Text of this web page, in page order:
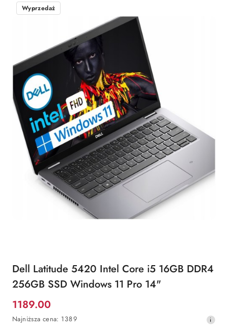
Wyprzedaż
Dell Latitude 5420 Intel Core i5 16GB DDR4
256GB SSD Windows 11 Pro 14"
Cena
promocyjna:
1189.00
Najniższa
Najniższa cena: 1389